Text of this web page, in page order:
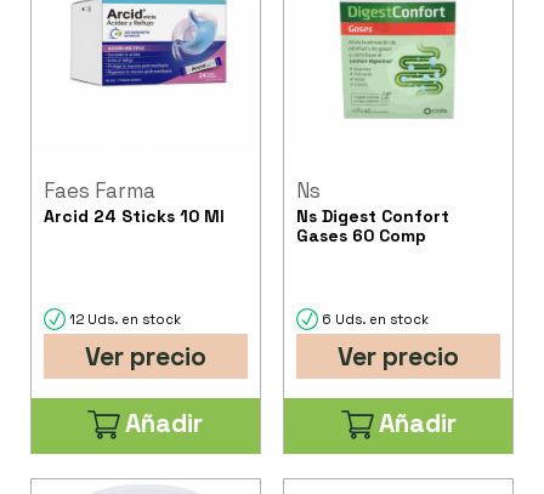
Faes Farma
Arcid 24 Sticks 10 Ml
12 Uds. en stock
Ver precio
Añadir
Ns
Ns Digest Confort
Gases 60 Comp
6 Uds. en stock
Ver precio
Añadir